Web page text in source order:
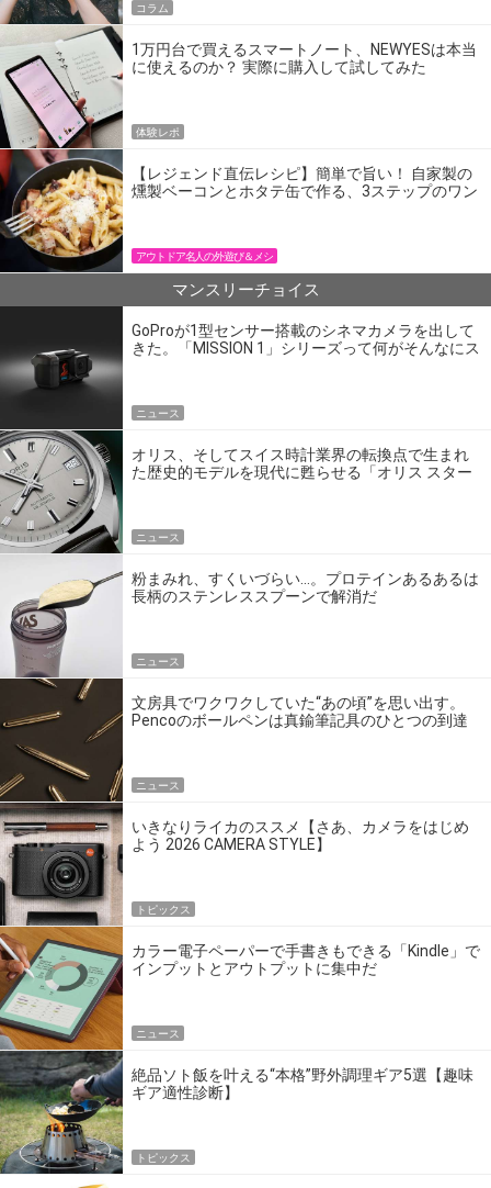
コラム
1万円台で買えるスマートノート、NEWYESは本当
に使えるのか？ 実際に購入して試してみた
体験レポ
【レジェンド直伝レシピ】簡単で旨い！ 自家製の
燻製ベーコンとホタテ缶で作る、3ステップのワン
アウトドア名人の外遊び＆メシ
マンスリーチョイス
GoProが1型センサー搭載のシネマカメラを出して
きた。「MISSION 1」シリーズって何がそんなにス
ニュース
オリス、そしてスイス時計業界の転換点で生まれ
た歴史的モデルを現代に甦らせる「オリス スター
ニュース
粉まみれ、すくいづらい…。プロテインあるあるは
長柄のステンレススプーンで解消だ
ニュース
文房具でワクワクしていた“あの頃”を思い出す。
Pencoのボールペンは真鍮筆記具のひとつの到達
ニュース
いきなりライカのススメ【さあ、カメラをはじめ
よう 2026 CAMERA STYLE】
トピックス
カラー電子ペーパーで手書きもできる「Kindle」で
インプットとアウトプットに集中だ
ニュース
絶品ソト飯を叶える“本格”野外調理ギア5選【趣味
ギア適性診断】
トピックス